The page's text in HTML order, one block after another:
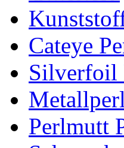
Cateye
Silverfoil
Perlmutt